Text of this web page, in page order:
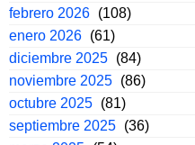
febrero 2026 (108)
enero 2026 (61)
diciembre 2025 (84)
noviembre 2025 (86)
octubre 2025 (81)
septiembre 2025 (36)